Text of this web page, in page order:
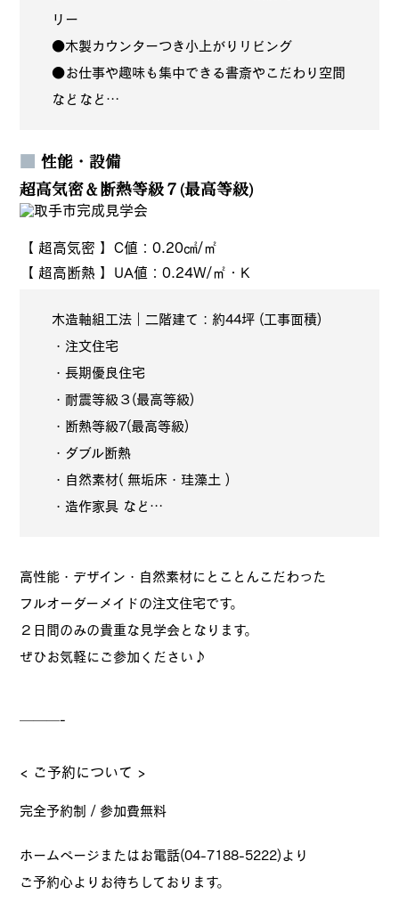
リー
●木製カウンターつき小上がりリビング
●お仕事や趣味も集中できる書斎やこだわり空間
などなど…
■ 性能・設備
超高気密＆断熱等級７(最高等級)
【 超高気密 】C値：0.20㎠/㎡
【 超高断熱 】UA値：0.24W/㎡・K
木造軸組工法｜二階建て：約44坪 (工事面積)
・注文住宅
・長期優良住宅
・耐震等級３(最高等級)
・断熱等級7(最高等級)
・ダブル断熱
・自然素材( 無垢床・珪藻土 )
・造作家具 など…
高性能・デザイン・自然素材にとことんこだわった
フルオーダーメイドの注文住宅です。
２日間のみの貴重な見学会となります。
ぜひお気軽にご参加ください♪
———-
< ご予約について >
完全予約制 / 参加費無料
ホームページまたはお電話(04-7188-5222)より
ご予約心よりお待ちしております。